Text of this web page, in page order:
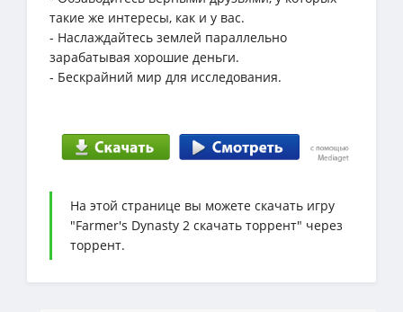
такие же интересы, как и у вас.
- Наслаждайтесь землей параллельно
зарабатывая хорошие деньги.
- Бескрайний мир для исследования.
На этой странице вы можете скачать игру
"Farmer's Dynasty 2 скачать торрент" через
торрент.